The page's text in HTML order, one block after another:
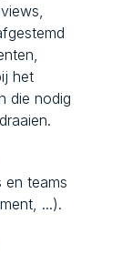
het
die nodig
en teams
...).